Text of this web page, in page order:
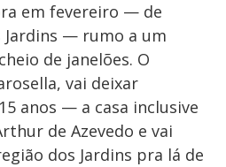
em fevereiro — de
— rumo a um
de janelões. O
vai deixar
anos — a casa inclusive
de Azevedo e vai
dos Jardins pra lá de